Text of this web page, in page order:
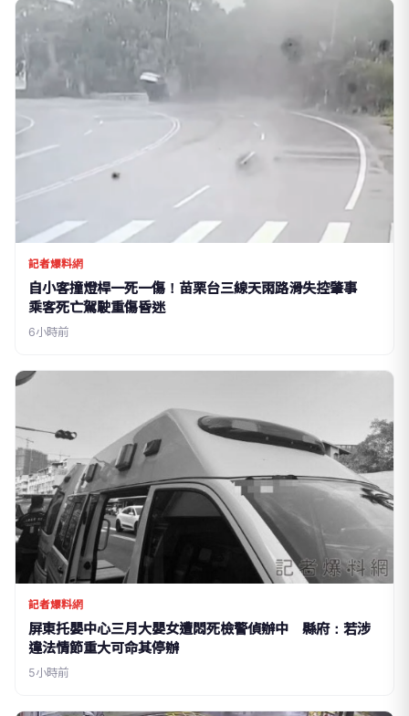
記者爆料網
自小客撞燈桿一死一傷！苗栗台三線天雨路滑失控肇事
乘客死亡駕駛重傷昏迷
6小時前
記者爆料網
屏東托嬰中心三月大嬰女遭悶死檢警偵辦中 縣府：若涉
違法情節重大可命其停辦
5小時前